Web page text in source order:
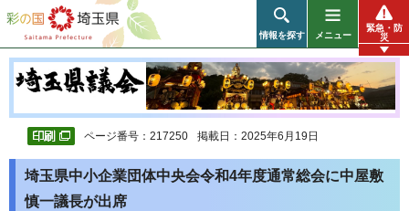
彩の国 埼玉県
情報を探す メニュー
緊急・防
災
ページ番号：217250 掲載日：2025年6月19日
埼玉県中小企業団体中央会令和4年度通常総会に中屋敷
慎一議長が出席